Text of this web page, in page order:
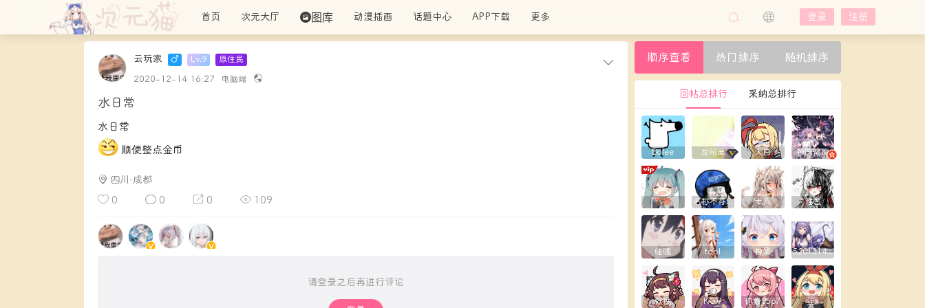
首页 次元大厅 图库 动漫插画 话题中心 APP下载 更多 登录 注册
云玩家 Lv.9 原住民
2020-12-14 16:27 电脑端
水日常
水日常
顺便整点金币
四川·成都
0 0 0 109
请登录之后再进行评论
顺序查看 热门排序 随机排序
回帖总排行 采纳总排行
Bolee 龙昭离 大白 神圆焰魔
兮颜 名称不符合规则 十八 难言
哇哦 tool 神楽 5201314yxy
张挽 KGV 你好9567 正x